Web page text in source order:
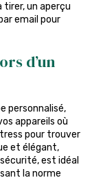
tirer, un aperçu
email pour
d’un
personnalisé,
appareils où
pour trouver
et élégant,
est idéal
la norme